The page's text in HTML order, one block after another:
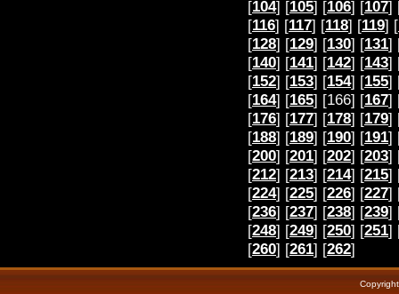
[104] [105] [106] [107]
[116] [117] [118] [119] [
[128] [129] [130] [131]
[140] [141] [142] [143]
[152] [153] [154] [155]
[164] [165] [166] [167]
[176] [177] [178] [179]
[188] [189] [190] [191]
[200] [201] [202] [203]
[212] [213] [214] [215]
[224] [225] [226] [227]
[236] [237] [238] [239]
[248] [249] [250] [251]
[260] [261] [262]